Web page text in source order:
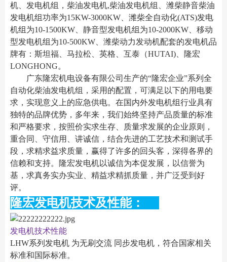
机、发电机组，柴油发电机,柴油发电机组、潍柴静音柴油
发电机组功率为15KW-3000KW、潍柴全自动化(ATS)发电
机组为10-1500KW、静音型发电机组为10-2000KW、移动
型发电机组为10-500KW、潍柴动力发动机配套的发电机品
牌有：斯坦福、马拉松、英格、互泰（HUTAI)、隆宏
LONGHONG。
广东隆宏机电设备有限公司生产的“隆宏企业”系列全
自动化柴油发电机组，采用的配置，可满足以下的用电要
求，实现意义上的应急供电。在国内外发电机组行业具有
独特的品牌优势，多年来，我们始终坚持产品质量的标准
和严格要求，按照价实求生存、质量求发展的企业原则，
重合同、守信用、讲诚信，结合先进的工艺技术和测试手
段，求精求益求质量，赢得了许多的回头客，深得各界的
信赖和支持。隆宏发电机以诚信为本促发展，以信誉为
基，求真务实办实业、精益求精抓质量，并广泛受到好
评。
隆宏发电机技术及性能：
发电机技术性能
LHW系列发电机 为无刷交流 同步发电机，符合国家相关
标准和国际标准。